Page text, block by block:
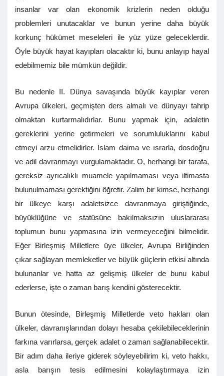
insanlar var olan ekonomik krizlerin neden olduğu
problemleri unutacaklar ve bunun yerine daha büyük
korkunç hükümet meseleleri ile yüz yüze geleceklerdir.
Öyle büyük hayat kayıpları olacaktır ki, bunu anlayıp hayal
edebilmemiz bile mümkün değildir.
Bu nedenle II. Dünya savaşında büyük kayıplar veren
Avrupa ülkeleri, geçmişten ders almalı ve dünyayı tahrip
olmaktan kurtarmalıdırlar. Bunu yapmak için, adaletin
gereklerini yerine getirmeleri ve sorumluluklarını kabul
etmeyi arzu etmelidirler. İslam daima ve ısrarla, dosdoğru
ve adil davranmayı vurgulamaktadır. O, herhangi bir tarafa,
gereksiz ayrıcalıklı muamele yapılmaması veya iltimasta
bulunulmaması gerektiğini öğretir. Zalim bir kimse, herhangi
bir ülkeye karşı adaletsizce davranmaya giriştiğinde,
büyüklüğüne ve statüsüne bakılmaksızın uluslararası
toplumun bunu yapmasına izin vermeyeceğini bilmelidir.
Eğer Birleşmiş Milletlere üye ülkeler, Avrupa Birliğinden
çıkar sağlayan memleketler ve büyük güçlerin etkisi altında
bulunanlar ve hatta az gelişmiş ülkeler de bunu kabul
ederlerse, işte o zaman barış kendini gösterecektir.
Bunun ötesinde, Birleşmiş Milletlerde veto hakları olan
ülkeler, davranışlarından dolayı hesaba çekilebileceklerinin
farkına varırlarsa, gerçek adalet o zaman sağlanabilecektir.
Bir adım daha ileriye giderek söyleyebilirim ki, veto hakkı,
asla barışın tesis edilmesini kolaylaştırmaya izin